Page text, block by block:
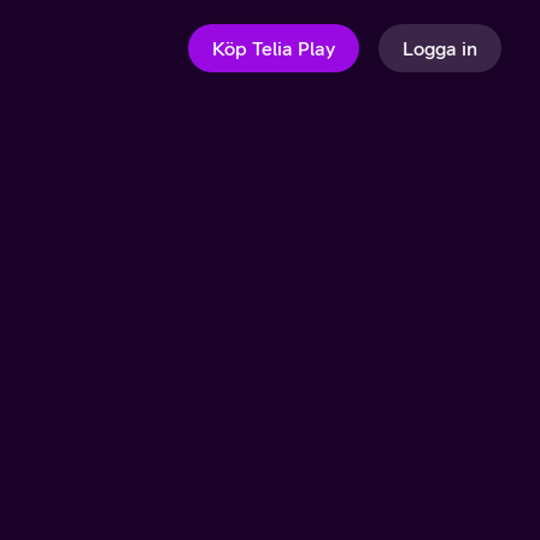
Köp Telia Play Logga in